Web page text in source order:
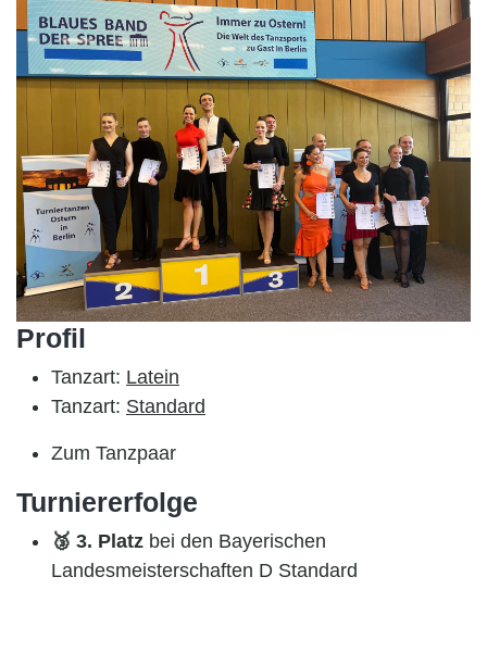
Profil
Tanzart: Latein
Tanzart: Standard
Zum Tanzpaar
Turniererfolge
🥉 3. Platz bei den Bayerischen
Landesmeisterschaften D Standard